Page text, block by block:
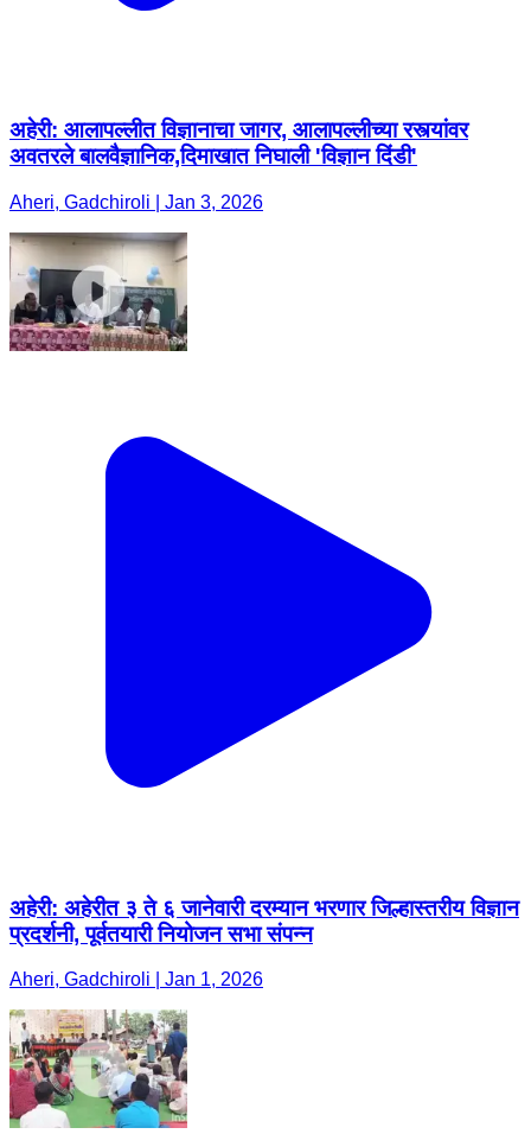
अहेरी: आलापल्लीत विज्ञानाचा जागर, आलापल्लीच्या रस्त्यांवर
अवतरले बालवैज्ञानिक,दिमाखात निघाली 'विज्ञान दिंडी'
Aheri, Gadchiroli | Jan 3, 2026
अहेरी: अहेरीत ३ ते ६ जानेवारी दरम्यान भरणार जिल्हास्तरीय विज्ञान
प्रदर्शनी, पूर्वतयारी नियोजन सभा संपन्न
Aheri, Gadchiroli | Jan 1, 2026